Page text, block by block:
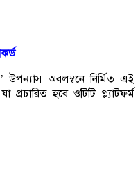
উপন্যাস অবলম্বনে নির্মিত এই
হবে ওটিটি প্ল্যাটফর্ম